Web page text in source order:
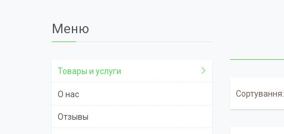
Товары и услуги
О нас
Отзывы